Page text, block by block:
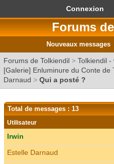
Connexion
Forums
Nouveaux messages
Forums de Tolkiendil > Tolkiendil -
[Galerie] Enluminure du Conte de
Darnaud > Qui a posté ?
Total de messages : 13
Utilisateur
Irwin
Estelle Darnaud